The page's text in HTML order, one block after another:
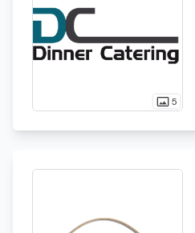
photo_size_select_actual5